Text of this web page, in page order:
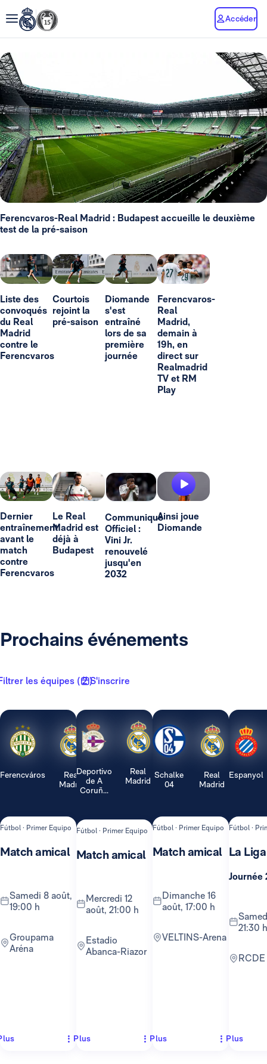
Accéder
Ferencvaros-Real Madrid : Budapest accueille le deuxième
test de la pré-saison
Liste des
convoqués
du Real
Madrid
contre le
Ferencvaros
Courtois
rejoint la
pré-saison
Diomande
s'est
entraîné
lors de sa
première
journée
Ferencvaros-
Real
Madrid,
demain à
19h, en
direct sur
Realmadrid
TV et RM
Play
Dernier
entraînement
avant le
match
contre
Ferencvaros
Le Real
Madrid est
déjà à
Budapest
Communiqué
Officiel :
Vini Jr.
renouvelé
jusqu'en
2032
Ainsi joue
Diomande
Prochains événements
les équipes ( 2 )S'inscrire
Ferencváros
Real
Madrid
Fútbol · Primer Equipo
Match amical
samedi 8 août,
19:00 h
Groupama
Aréna
Deportivo
de A
Coruñ...
Real
Madrid
Fútbol · Primer Equipo
Match amical
mercredi 12
août, 21:00 h
Estadio
Abanca-Riazor
Plus
Schalke
04
Real
Madrid
Fútbol · Primer Equipo
Match amical
dimanche 16
août, 17:00 h
VELTINS-Arena
Plus
Espanyol
Fútbol ·
La Liga
Journée
samedi 22 août,
21:30 h
Plus